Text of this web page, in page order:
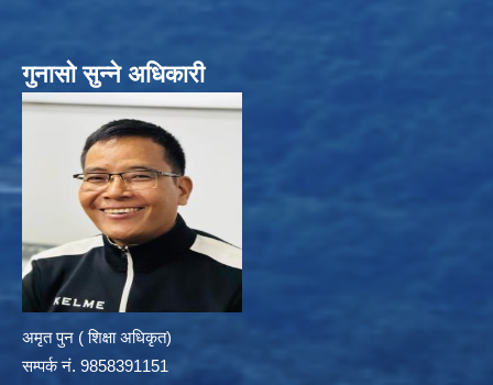
गुनासो सुन्ने अधिकारी
अमृत पुन ( शिक्षा अधिकृत)
सम्पर्क न‌ं. 9858391151